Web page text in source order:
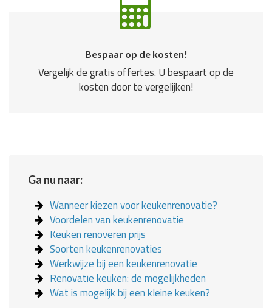
Bespaar op de kosten!
Vergelijk de gratis offertes. U bespaart op de
kosten door te vergelijken!
Ga nu naar:
Wanneer kiezen voor keukenrenovatie?
Voordelen van keukenrenovatie
Keuken renoveren prijs
Soorten keukenrenovaties
Werkwijze bij een keukenrenovatie
Renovatie keuken: de mogelijkheden
Wat is mogelijk bij een kleine keuken?